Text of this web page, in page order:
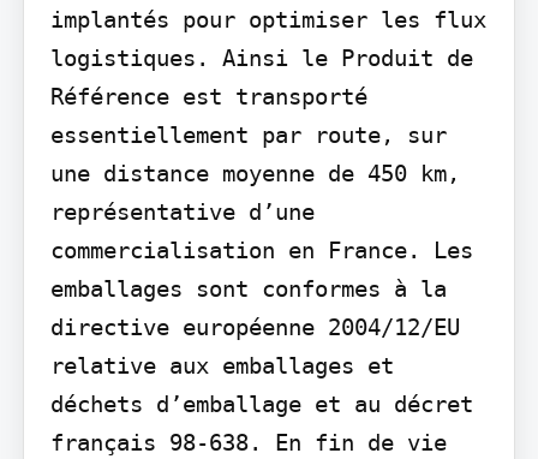
implantés pour optimiser les flux
logistiques. Ainsi le Produit de
Référence est transporté
essentiellement par route, sur
une distance moyenne de 450 km,
représentative d’une
commercialisation en France. Les
emballages sont conformes à la
directive européenne 2004/12/EU
relative aux emballages et
déchets d’emballage et au décret
français 98-638. En fin de vie